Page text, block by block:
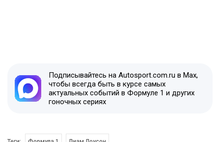
Подписывайтесь на Autosport.com.ru в Max,
чтобы всегда быть в курсе самых
актуальных событий в Формуле 1 и других
гоночных сериях